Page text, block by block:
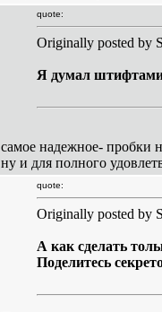
quote:
Originally posted by
Я думал штифтами
самое надежное- пробки
ну и для полного
quote:
Originally posted by
А как сделать
Поделитесь